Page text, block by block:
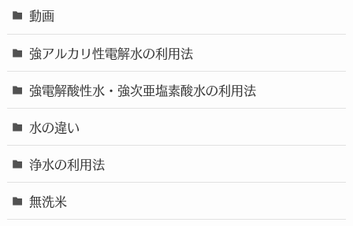
動画
強アルカリ性電解水の利用法
強電解酸性水・強次亜塩素酸水の利用法
水の違い
浄水の利用法
無洗米